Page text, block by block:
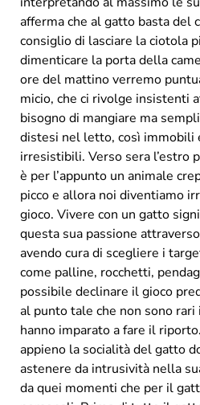
afferma che al gatto basta del
consiglio di lasciare la ciotola
dimenticare la porta della
ore del mattino verremo
micio, che ci rivolge insistenti
bisogno di mangiare ma
distesi nel letto, così immobili
irresistibili. Verso sera l’estro
è per l’appunto un animale
picco e allora noi diventiamo
gioco. Vivere con un gatto
questa sua passione
avendo cura di scegliere i
come palline, rocchetti,
possibile declinare il gioco
al punto tale che non sono
hanno imparato a fare il
appieno la socialità del gatto
astenere da intrusività nella
da quei momenti che per il